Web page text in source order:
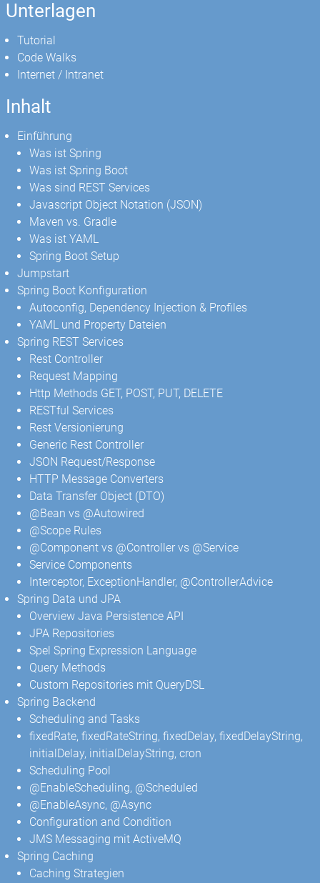
Unterlagen
Tutorial
Code Walks
Internet / Intranet
Inhalt
Einführung
Was ist Spring
Was ist Spring Boot
Was sind REST Services
Javascript Object Notation (JSON)
Maven vs. Gradle
Was ist YAML
Spring Boot Setup
Jumpstart
Spring Boot Konfiguration
Autoconfig, Dependency Injection & Profiles
YAML und Property Dateien
Spring REST Services
Rest Controller
Request Mapping
Http Methods GET, POST, PUT, DELETE
RESTful Services
Rest Versionierung
Generic Rest Controller
JSON Request/Response
HTTP Message Converters
Data Transfer Object (DTO)
@Bean vs @Autowired
@Scope Rules
@Component vs @Controller vs @Service
Service Components
Interceptor, ExceptionHandler, @ControllerAdvice
Spring Data und JPA
Overview Java Persistence API
JPA Repositories
Spel Spring Expression Language
Query Methods
Custom Repositories mit QueryDSL
Spring Backend
Scheduling and Tasks
fixedRate, fixedRateString, fixedDelay, fixedDelayString,
initialDelay, initialDelayString, cron
Scheduling Pool
@EnableScheduling, @Scheduled
@EnableAsync, @Async
Configuration and Condition
JMS Messaging mit ActiveMQ
Spring Caching
Caching Strategien